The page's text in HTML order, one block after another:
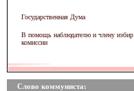
Государственная Дума
В помощь наблюдателю и члену избир
комиссии
Слово коммуниста: